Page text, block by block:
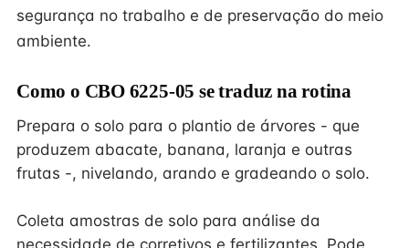
segurança no trabalho e de preservação do meio
ambiente.
Como o CBO 6225-05 se traduz na rotina
Prepara o solo para o plantio de árvores - que
produzem abacate, banana, laranja e outras
frutas -, nivelando, arando e gradeando o solo.
Coleta amostras de solo para análise da
necessidade de corretivos e fertilizantes. Pode